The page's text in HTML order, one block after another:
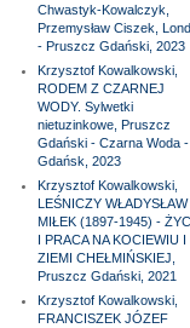
Chwastyk-Kowalczyk,
Przemysław Ciszek,
- Pruszcz Gdański, 2023
Krzysztof Kowalkowski,
RODEM Z CZARNEJ
WODY. Sylwetki
nietuzinkowe, Pruszcz
Gdański - Czarna Woda -
Gdańsk, 2023
Krzysztof Kowalkowski,
LEŚNICZY WŁADYSŁAW
MIŁEK (1897-1945) -
I PRACA NA KOCIEWIU I
ZIEMI CHEŁMIŃSKIEJ,
Pruszcz Gdański, 2021
Krzysztof Kowalkowski,
FRANCISZEK JÓZEF